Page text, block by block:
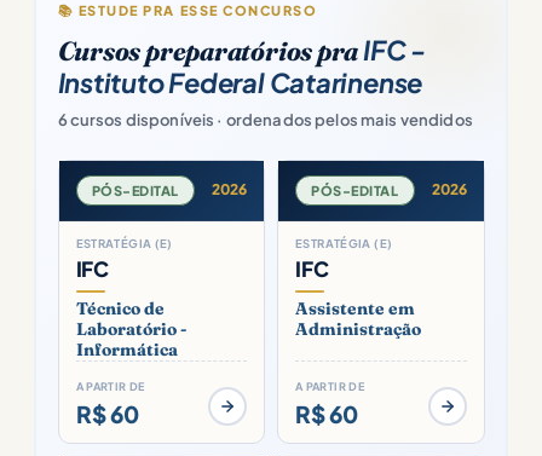
📚 ESTUDE PRA ESSE CONCURSO
Cursos preparatórios praIFC -
Instituto Federal Catarinense
6 cursos disponíveis · ordenados pelos mais vendidos
PÓS-EDITAL 2026
ESTRATÉGIA (E)
IFC
Técnico de
Laboratório -
Informática
A PARTIR DE
R$ 60
PÓS-EDITAL 2026
ESTRATÉGIA (E)
IFC
Assistente em
Administração
A PARTIR DE
R$ 60